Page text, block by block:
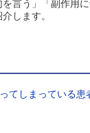
を言う」「副作用
します。
てしまっている患